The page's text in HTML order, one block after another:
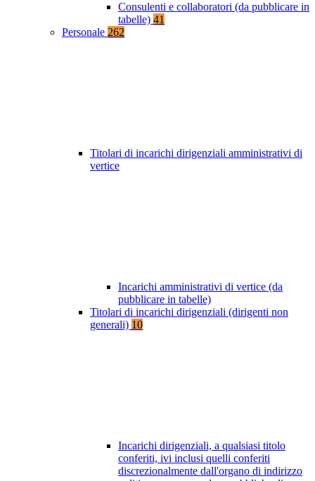
Consulenti e collaboratori (da pubblicare in
tabelle) 41
Personale 262
Titolari di incarichi dirigenziali amministrativi di
vertice
Incarichi amministrativi di vertice (da
pubblicare in tabelle)
Titolari di incarichi dirigenziali (dirigenti non
generali) 10
Incarichi dirigenziali, a qualsiasi titolo
conferiti, ivi inclusi quelli conferiti
discrezionalmente dall'organo di indirizzo